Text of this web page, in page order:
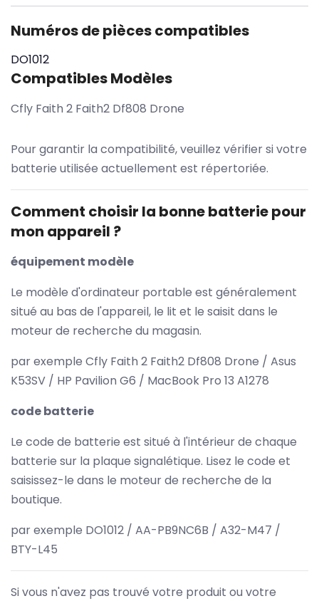
Numéros de pièces compatibles
DO1012
Compatibles Modèles
Cfly Faith 2 Faith2 Df808 Drone
Pour garantir la compatibilité, veuillez vérifier si votre
batterie utilisée actuellement est répertoriée.
Comment choisir la bonne batterie pour
mon appareil ?
équipement modèle
Le modèle d'ordinateur portable est généralement
situé au bas de l'appareil, le lit et le saisit dans le
moteur de recherche du magasin.
par exemple Cfly Faith 2 Faith2 Df808 Drone / Asus
K53SV / HP Pavilion G6 / MacBook Pro 13 A1278
code batterie
Le code de batterie est situé à l'intérieur de chaque
batterie sur la plaque signalétique. Lisez le code et
saisissez-le dans le moteur de recherche de la
boutique.
par exemple DO1012 / AA-PB9NC6B / A32-M47 /
BTY-L45
Si vous n'avez pas trouvé votre produit ou votre